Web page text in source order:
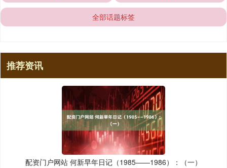
全部话题标签
推荐资讯
配资门户网站 何新早年日记（1985——1986）：（一）